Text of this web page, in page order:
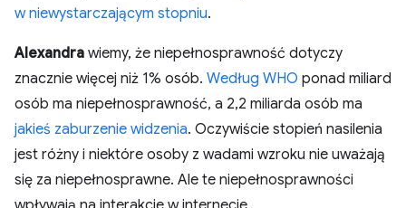
w niewystarczającym stopniu.
Alexandra wiemy, że niepełnosprawność dotyczy
znacznie więcej niż 1% osób. Według WHO ponad miliard
osób ma niepełnosprawność, a 2,2 miliarda osób ma
jakieś zaburzenie widzenia. Oczywiście stopień nasilenia
jest różny i niektóre osoby z wadami wzroku nie uważają
się za niepełnosprawne. Ale te niepełnosprawności